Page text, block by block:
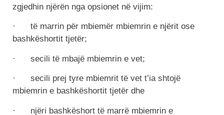
zgjedhin njërën nga opsionet në vijim:
· të marrin për mbiemër mbiemrin e njërit ose
bashkëshortit tjetër;
· secili të mbajë mbiemrin e vet;
· secili prej tyre mbiemrit të vet t’ia shtojë
mbiemrin e bashkëshortit tjetër dhe
· njëri bashkëshort të marrë mbiemrin e